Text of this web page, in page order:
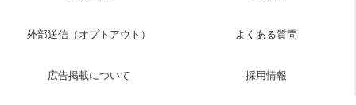
外部送信（オプトアウト） よくある質問
広告掲載について 採用情報